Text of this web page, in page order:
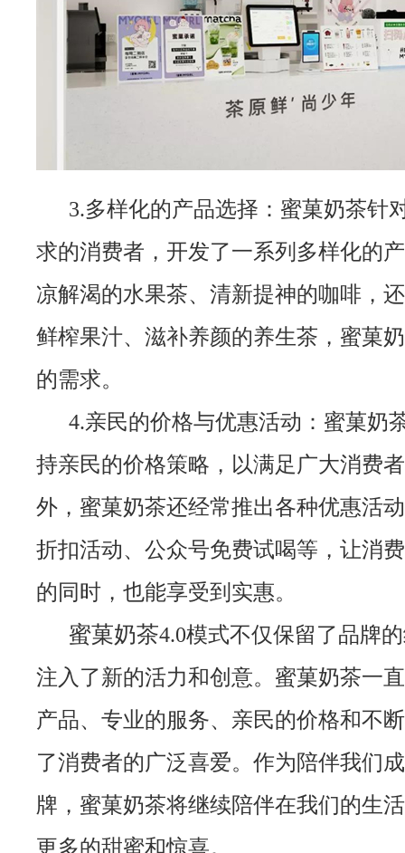
3.多样化的产品选择：蜜菓奶茶针
求的消费者，开发了一系列多样化的
凉解渴的水果茶、清新提神的咖啡，
鲜榨果汁、滋补养颜的养生茶，蜜菓
的需求。
4.亲民的价格与优惠活动：蜜菓奶
持亲民的价格策略，以满足广大消费
外，蜜菓奶茶还经常推出各种优惠活
折扣活动、公众号免费试喝等，让消
的同时，也能享受到实惠。
蜜菓奶茶4.0模式不仅保留了品牌
注入了新的活力和创意。蜜菓奶茶一
产品、专业的服务、亲民的价格和不
了消费者的广泛喜爱。作为陪伴我们
牌，蜜菓奶茶将继续陪伴在我们的生
更多的甜蜜和惊喜。